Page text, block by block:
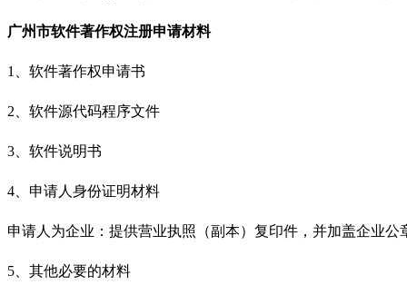
广州市软件著作权注册申请材料
1、软件著作权申请书
2、软件源代码程序文件
3、软件说明书
4、申请人身份证明材料
申请人为企业：提供营业执照（副本）复印件，并加盖企业
5、其他必要的材料